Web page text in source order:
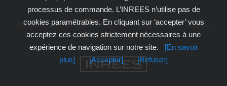
Inexploré est édité par INREES - Copyright © 2007 - 2026 -
Tous droits réservés
processus de commande. L’INREES n’utilise pas de
cookies paramétrables. En cliquant sur ‘accepter’ vous
acceptez ces cookies strictement nécessaires à une
expérience de navigation sur notre site.
[En savoir
plus]
[Accepter] [Refuser]